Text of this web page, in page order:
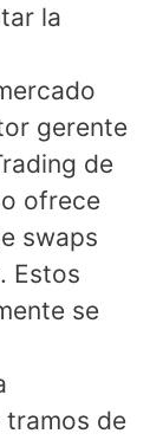
la
gerente
de
ofrece
swaps
Estos
se
de